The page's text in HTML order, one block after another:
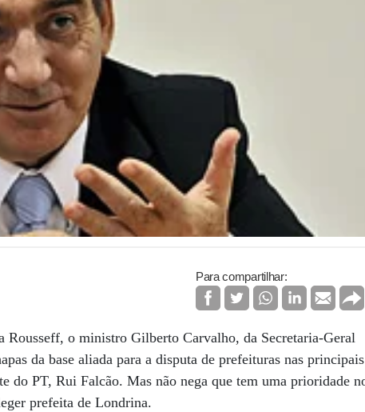
Para compartilhar:
o ministro Gilberto Carvalho, da Secretaria-Geral
da base aliada para a disputa de prefeituras nas principais
do PT, Rui Falcão. Mas não nega que tem uma prioridade
prefeita de Londrina.